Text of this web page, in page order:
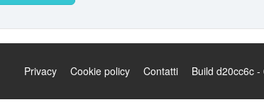
Privacy Cookie policy Contatti Build d20cc6c